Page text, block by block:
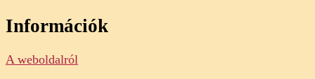
Információk
A weboldalról